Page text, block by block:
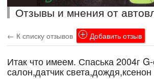
Новости
Отзывы и мнения от
← К списку отзывов Добавить отзыв
Итак что имеем. Спаська 2004г
салон,датчик